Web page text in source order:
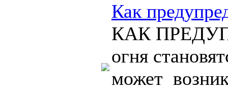
Как
КАК
огня
может